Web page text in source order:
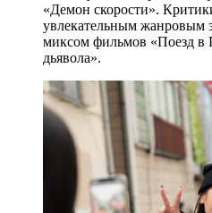
«Демон скорости».
увлекательным жанровым
миксом фильмов «Поезд
дьявола».